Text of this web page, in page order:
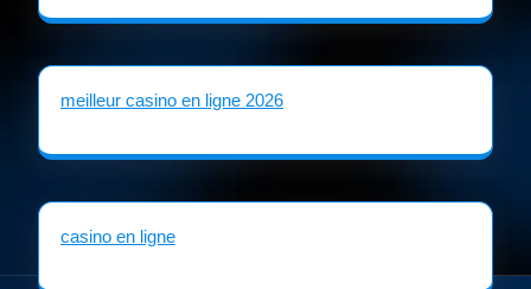
meilleur casino en ligne 2026
casino en ligne